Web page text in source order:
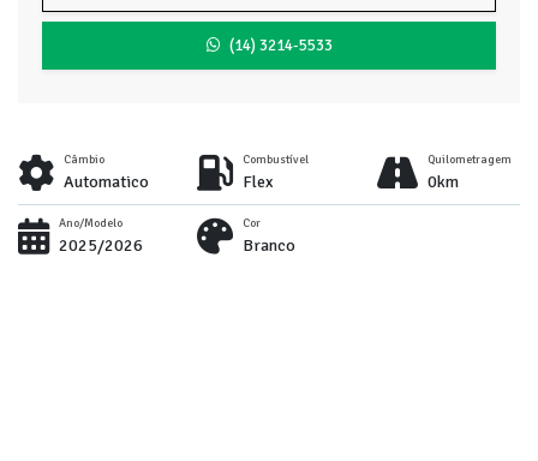
(14) 3214-5533
Câmbio
Automatico
Combustível
Flex
Quilometragem
0km
Ano/Modelo
2025/2026
Cor
Branco